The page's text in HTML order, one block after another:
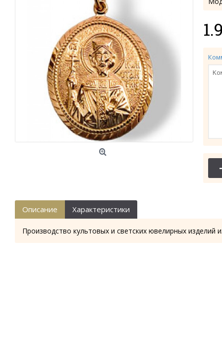
-
Описание Характеристики
Производство культовых и светских ювелирных изделий